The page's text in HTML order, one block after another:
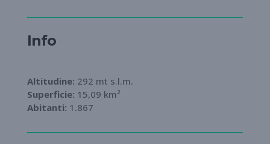
Info
Altitudine: 292 mt s.l.m.
Superficie: 15,09 km²
Abitanti: 1.867